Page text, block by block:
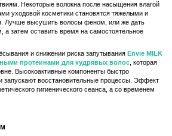
Некоторые волокна после насыщения влагой
уходовой косметики становятся тяжелыми и
Лучше высушить волосы феном, или же дать
а затем оставить время на самостоятельное
и снижении риска запутывания Envie MILK
протеинами для кудрявых волос , которая
Высокоактивные компоненты быстро
запускают восстановительные процессы. Эффект
гигиенического сеанса, а со временем